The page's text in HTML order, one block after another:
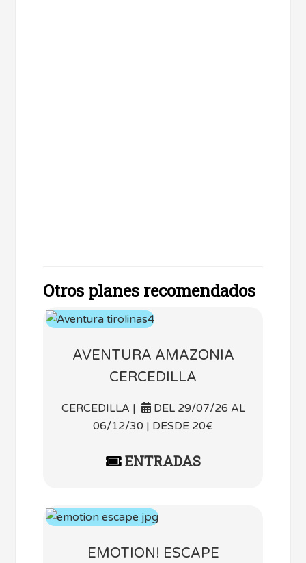
Otros planes recomendados
AVENTURA AMAZONIA
CERCEDILLA
CERCEDILLA |
DEL 29/07/26 AL
06/12/30 | DESDE 20€
ENTRADAS
EMOTION! ESCAPE